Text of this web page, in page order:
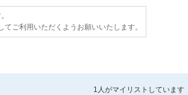
ご利用いただくようお願いいたします。
1人がマイリストしています